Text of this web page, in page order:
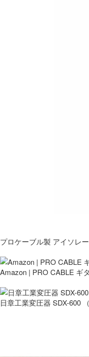
プロケーブル製 アイソレ
Amazon | PRO CABLE ギ
日章工業変圧器 SDX-600